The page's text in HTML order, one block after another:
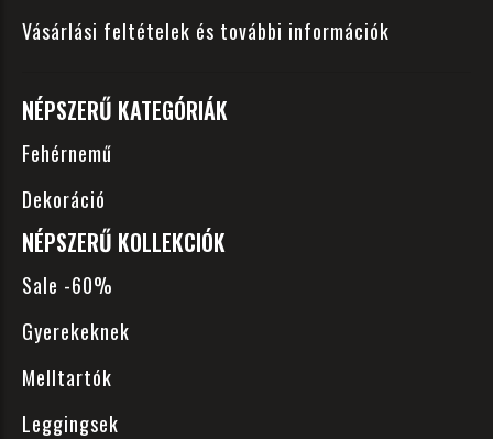
Vásárlási feltételek és további információk
NÉPSZERŰ KATEGÓRIÁK
Fehérnemű
Dekoráció
NÉPSZERŰ KOLLEKCIÓK
Sale -60%
Gyerekeknek
Melltartók
Leggingsek